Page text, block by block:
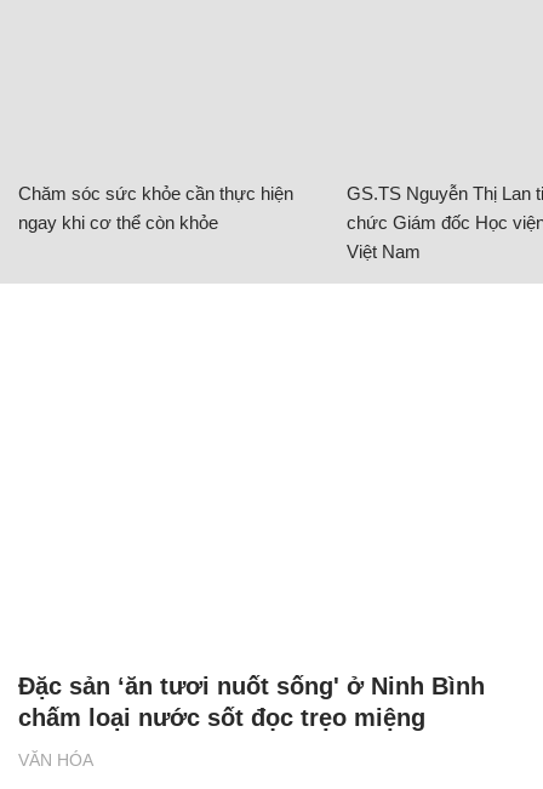
Chăm sóc sức khỏe cần thực hiện
ngay khi cơ thể còn khỏe
GS.TS Nguyễn Thị Lan
chức Giám đốc Học
Việt Nam
VĂN HÓA
Đặc sản ‘ăn tươi nuốt sống' ở Ninh Bình
chấm loại nước sốt đọc trẹo miệng